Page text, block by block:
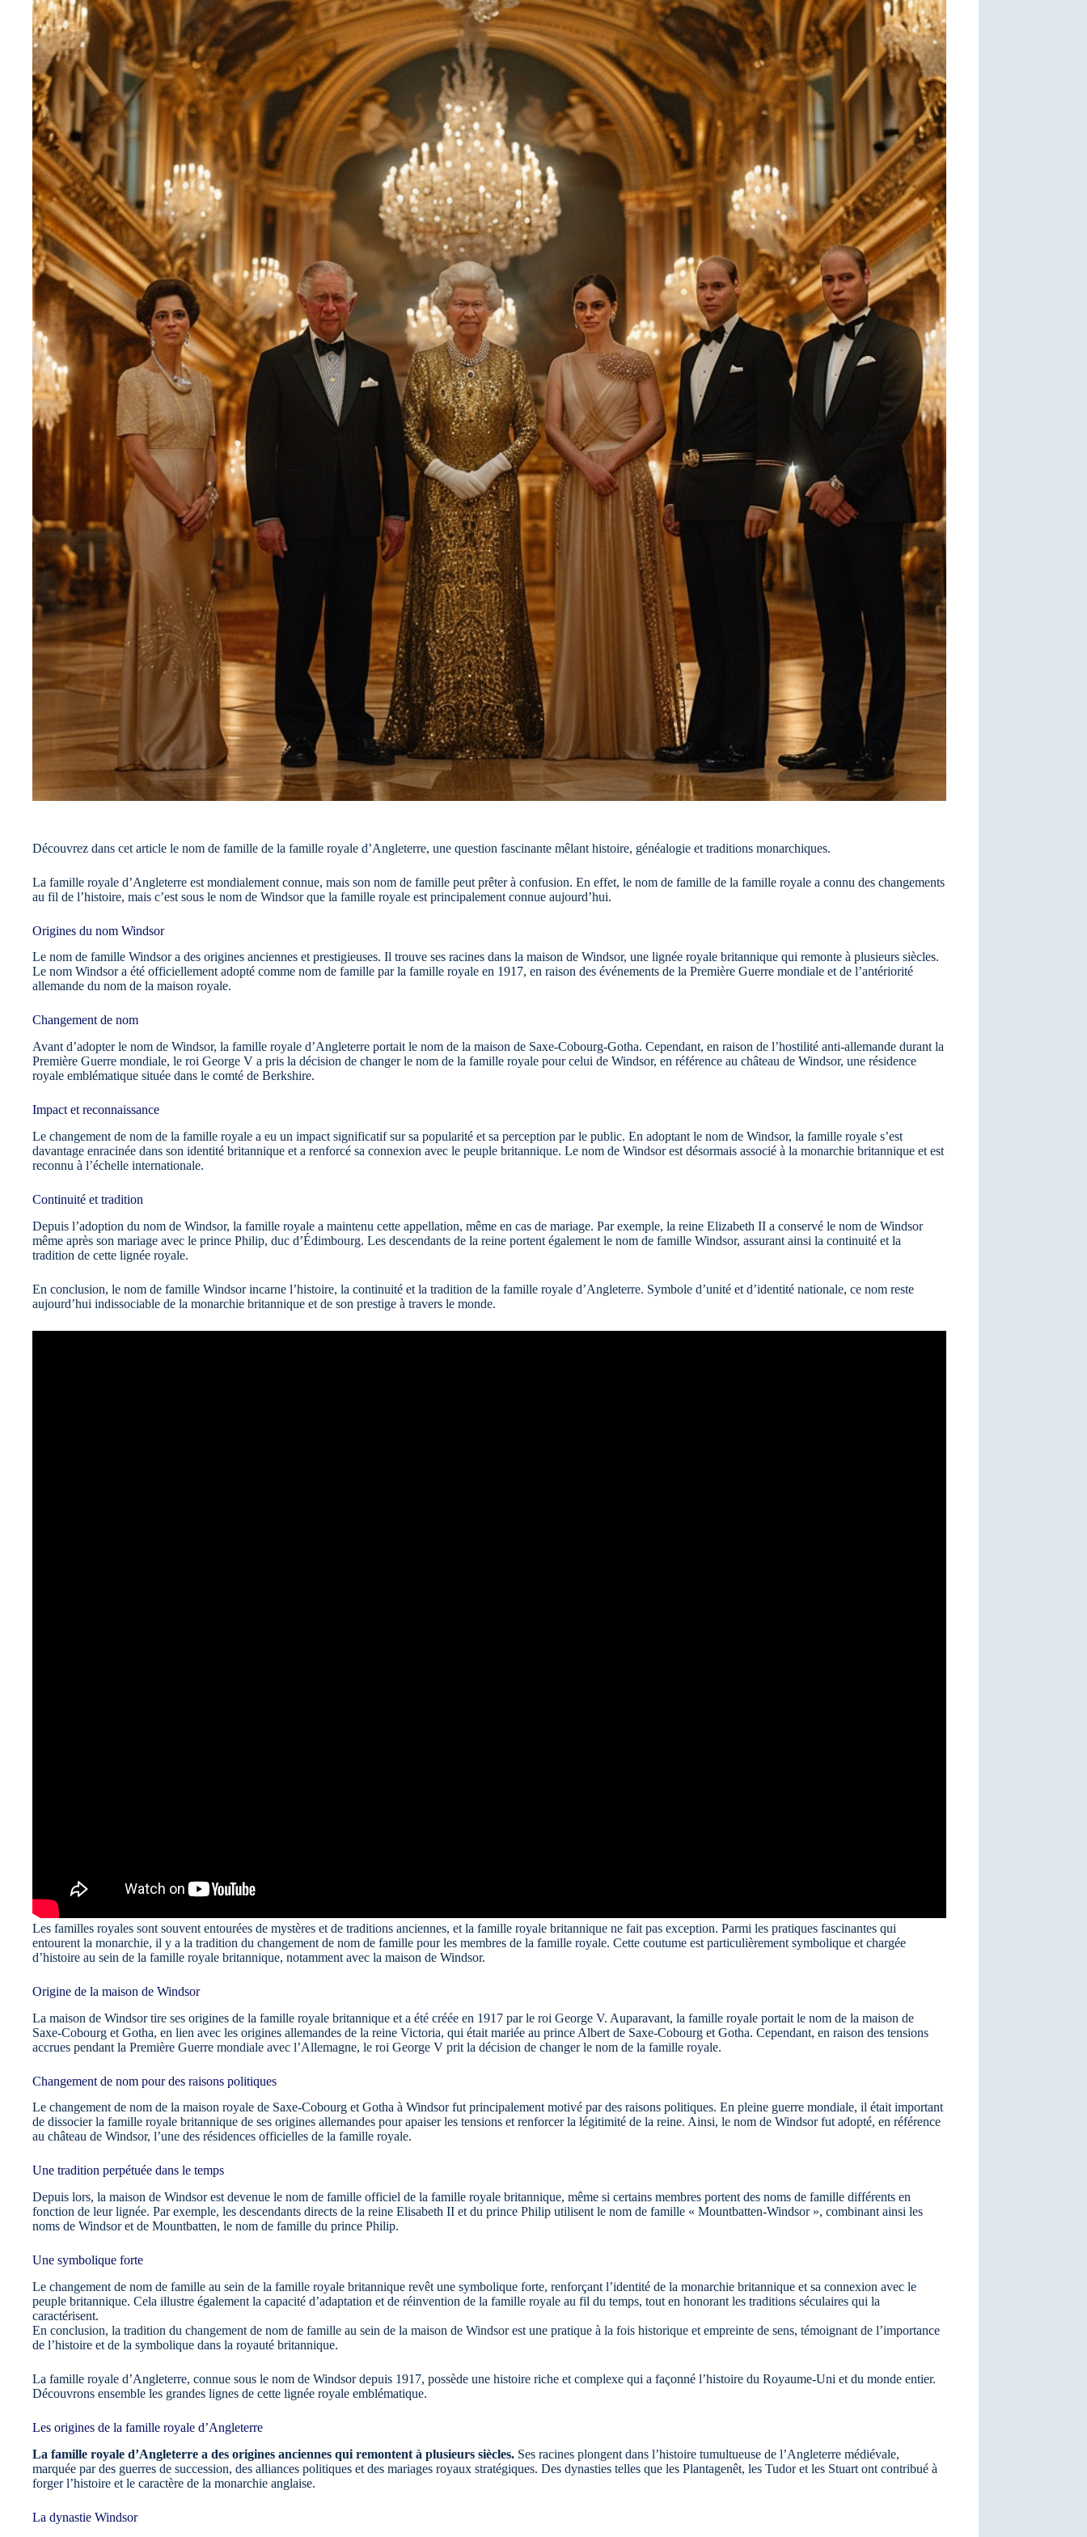
Découvrez dans cet article le nom de famille de la famille royale d’Angleterre, une question fascinante mêlant histoire, généalogie et traditions monarchiques.
La famille royale d’Angleterre est mondialement connue, mais son nom de famille peut prêter à confusion. En effet, le nom de famille de la famille royale a connu des changements
au fil de l’histoire, mais c’est sous le nom de Windsor que la famille royale est principalement connue aujourd’hui.
Origines du nom Windsor
Le nom de famille Windsor a des origines anciennes et prestigieuses. Il trouve ses racines dans la maison de Windsor, une lignée royale britannique qui remonte à plusieurs siècles.
Le nom Windsor a été officiellement adopté comme nom de famille par la famille royale en 1917, en raison des événements de la Première Guerre mondiale et de l’antériorité
allemande du nom de la maison royale.
Changement de nom
Avant d’adopter le nom de Windsor, la famille royale d’Angleterre portait le nom de la maison de Saxe-Cobourg-Gotha. Cependant, en raison de l’hostilité anti-allemande durant la
Première Guerre mondiale, le roi George V a pris la décision de changer le nom de la famille royale pour celui de Windsor, en référence au château de Windsor, une résidence
royale emblématique située dans le comté de Berkshire.
Impact et reconnaissance
Le changement de nom de la famille royale a eu un impact significatif sur sa popularité et sa perception par le public. En adoptant le nom de Windsor, la famille royale s’est
davantage enracinée dans son identité britannique et a renforcé sa connexion avec le peuple britannique. Le nom de Windsor est désormais associé à la monarchie britannique et est
reconnu à l’échelle internationale.
Continuité et tradition
Depuis l’adoption du nom de Windsor, la famille royale a maintenu cette appellation, même en cas de mariage. Par exemple, la reine Elizabeth II a conservé le nom de Windsor
même après son mariage avec le prince Philip, duc d’Édimbourg. Les descendants de la reine portent également le nom de famille Windsor, assurant ainsi la continuité et la
tradition de cette lignée royale.
En conclusion, le nom de famille Windsor incarne l’histoire, la continuité et la tradition de la famille royale d’Angleterre. Symbole d’unité et d’identité nationale, ce nom reste
aujourd’hui indissociable de la monarchie britannique et de son prestige à travers le monde.
Les familles royales sont souvent entourées de mystères et de traditions anciennes, et la famille royale britannique ne fait pas exception. Parmi les pratiques fascinantes qui
entourent la monarchie, il y a la tradition du changement de nom de famille pour les membres de la famille royale. Cette coutume est particulièrement symbolique et chargée
d’histoire au sein de la famille royale britannique, notamment avec la maison de Windsor.
Origine de la maison de Windsor
La maison de Windsor tire ses origines de la famille royale britannique et a été créée en 1917 par le roi George V. Auparavant, la famille royale portait le nom de la maison de
Saxe-Cobourg et Gotha, en lien avec les origines allemandes de la reine Victoria, qui était mariée au prince Albert de Saxe-Cobourg et Gotha. Cependant, en raison des tensions
accrues pendant la Première Guerre mondiale avec l’Allemagne, le roi George V prit la décision de changer le nom de la famille royale.
Changement de nom pour des raisons politiques
Le changement de nom de la maison royale de Saxe-Cobourg et Gotha à Windsor fut principalement motivé par des raisons politiques. En pleine guerre mondiale, il était important
de dissocier la famille royale britannique de ses origines allemandes pour apaiser les tensions et renforcer la légitimité de la reine. Ainsi, le nom de Windsor fut adopté, en référence
au château de Windsor, l’une des résidences officielles de la famille royale.
Une tradition perpétuée dans le temps
Depuis lors, la maison de Windsor est devenue le nom de famille officiel de la famille royale britannique, même si certains membres portent des noms de famille différents en
fonction de leur lignée. Par exemple, les descendants directs de la reine Elisabeth II et du prince Philip utilisent le nom de famille « Mountbatten-Windsor », combinant ainsi les
noms de Windsor et de Mountbatten, le nom de famille du prince Philip.
Une symbolique forte
Le changement de nom de famille au sein de la famille royale britannique revêt une symbolique forte, renforçant l’identité de la monarchie britannique et sa connexion avec le
peuple britannique. Cela illustre également la capacité d’adaptation et de réinvention de la famille royale au fil du temps, tout en honorant les traditions séculaires qui la
caractérisent.
En conclusion, la tradition du changement de nom de famille au sein de la maison de Windsor est une pratique à la fois historique et empreinte de sens, témoignant de l’importance
de l’histoire et de la symbolique dans la royauté britannique.
La famille royale d’Angleterre, connue sous le nom de Windsor depuis 1917, possède une histoire riche et complexe qui a façonné l’histoire du Royaume-Uni et du monde entier.
Découvrons ensemble les grandes lignes de cette lignée royale emblématique.
Les origines de la famille royale d’Angleterre
La famille royale d’Angleterre a des origines anciennes qui remontent à plusieurs siècles. Ses racines plongent dans l’histoire tumultueuse de l’Angleterre médiévale,
marquée par des guerres de succession, des alliances politiques et des mariages royaux stratégiques. Des dynasties telles que les Plantagenêt, les Tudor et les Stuart ont contribué à
forger l’histoire et le caractère de la monarchie anglaise.
La dynastie Windsor